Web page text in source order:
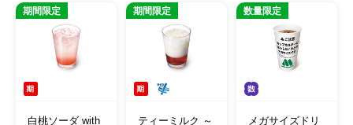
白桃ソーダ with
期間限定
ティーミルク ～
期間限定
メガサイズドリ
数量限定